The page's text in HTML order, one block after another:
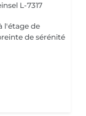
L-7317
l'étage de
de sérénité